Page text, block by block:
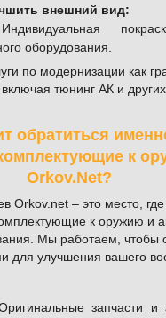
внешний вид:
оборудования.
по модернизации как
тюнинг АК и
обратиться
к
Orkov.Net?
Orkov.net – это место,
к оружию и
Мы работаем, чтобы
для улучшения вашего
запчасти и